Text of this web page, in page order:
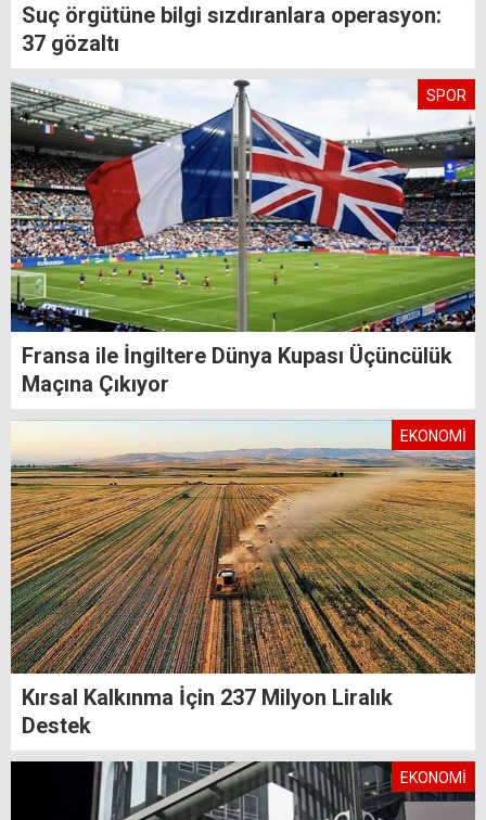
Suç örgütüne bilgi sızdıranlara operasyon:
37 gözaltı
SPOR
Fransa ile İngiltere Dünya Kupası Üçüncülük
Maçına Çıkıyor
EKONOMİ
Kırsal Kalkınma İçin 237 Milyon Liralık
Destek
EKONOMİ